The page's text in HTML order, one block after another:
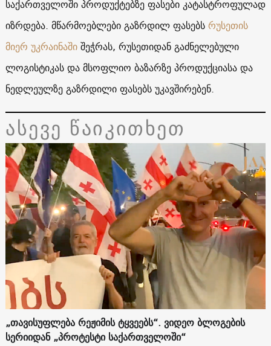
საქართველოში პროდუქტებზე ფასები კატასტროფულად
იზრდება. მწარმოებლები გაზრდილ ფასებსრუსეთის
მიერ უკრაინაშიშეჭრას, რუსეთიდან გაძნელებული
ლოგისტიკას და მსოფლიო ბაზარზე პროდუქციასა და
ნედლეულზე გაზრდილი ფასებს უკავშირებენ.
ასევე წაიკითხეთ
„თავისუფლება რეჟიმის ტყვეებს“. ვიდეო ბლოგების
სერიიდან „პროტესტი საქართველოში“